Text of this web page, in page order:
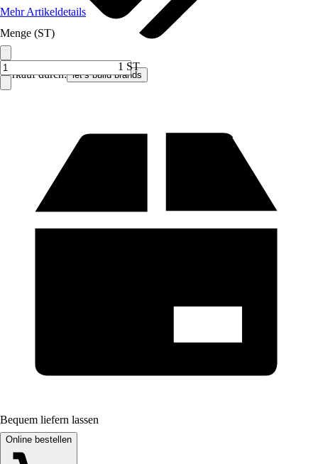
Verkauf durch: let’s build brands
Mehr Artikeldetails
Menge (ST)
1 ST
Bequem liefern lassen
Online bestellen